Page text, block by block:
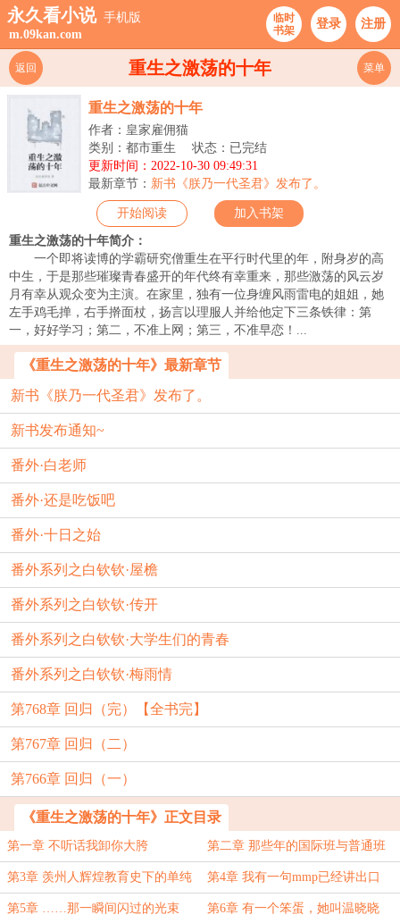
永久看小说 手机版
m.09kan.com
临时
书架
登录 注册
重生之激荡的十年
返回 菜单
重生之激荡的十年
作者：皇家雇佣猫
类别：都市重生
状态：已完结
更新时间：2022-10-30 09:49:31
最新章节： 新书《朕乃一代圣君》发布了。
开始阅读 加入书架
重生之激荡的十年简介：
一个即将读博的学霸研究僧重生在平行时代里的年，附身岁的高
中生，于是那些璀璨青春盛开的年代终有幸重来，那些激荡的风云岁
月有幸从观众变为主演。在家里，独有一位身缠风雨雷电的姐姐，她
左手鸡毛掸，右手擀面杖，扬言以理服人并给他定下三条铁律：第
一，好好学习；第二，不准上网；第三，不准早恋！...
《重生之激荡的十年》最新章节
新书《朕乃一代圣君》发布了。
新书发布通知~
番外·白老师
番外·还是吃饭吧
番外·十日之始
番外系列之白钦钦·屋檐
番外系列之白钦钦·传开
番外系列之白钦钦·大学生们的青春
番外系列之白钦钦·梅雨情
第768章 回归（完）【全书完】
第767章 回归（二）
第766章 回归（一）
《重生之激荡的十年》正文目录
第一章 不听话我卸你大胯 第二章 那些年的国际班与普通班
第3章 羡州人辉煌教育史下的单纯
教育观
第4章 我有一句mmp已经讲出口
第5章 ……那一瞬间闪过的光束 第6章 有一个笨蛋，她叫温晓晓